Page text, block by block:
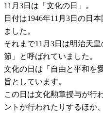
11月3日は「文化の日」。
日付は1946年11月3日の日
ました。
それまで11月3日は明治天
節」と呼ばれていました。
文化の日は「自由と平和を
旨としています。
この日は文化勲章授与が行
ントが行われたりするほか